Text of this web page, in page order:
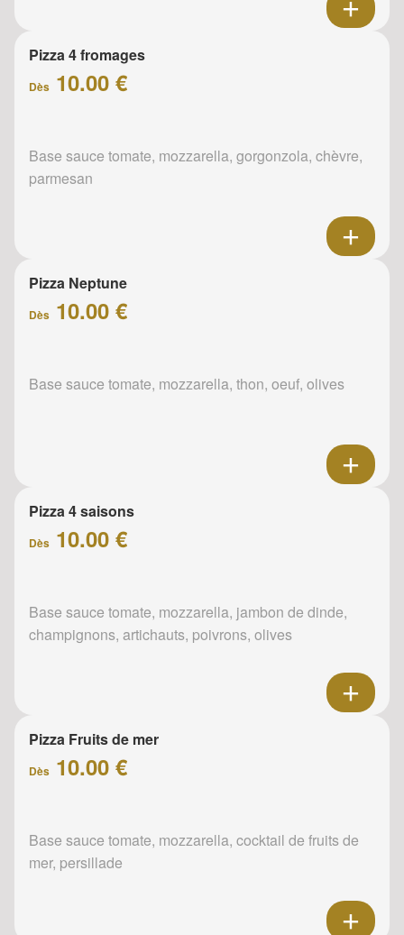
Pizza 4 fromages
Dès 10.00 €
Base sauce tomate, mozzarella, gorgonzola, chèvre,
parmesan
Pizza Neptune
Dès 10.00 €
Base sauce tomate, mozzarella, thon, oeuf, olives
Pizza 4 saisons
Dès 10.00 €
Base sauce tomate, mozzarella, jambon de dinde,
champignons, artichauts, poivrons, olives
Pizza Fruits de mer
Dès 10.00 €
Base sauce tomate, mozzarella, cocktail de fruits de
mer, persillade